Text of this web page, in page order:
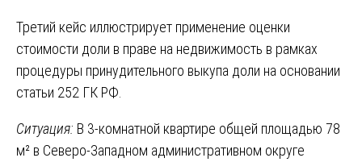
Третий кейс иллюстрирует применение оценки
стоимости доли в праве на недвижимость в рамках
процедуры принудительного выкупа доли на основании
статьи 252 ГК РФ.
Ситуация: В 3-комнатной квартире общей площадью 78
м² в Северо-Западном административном округе